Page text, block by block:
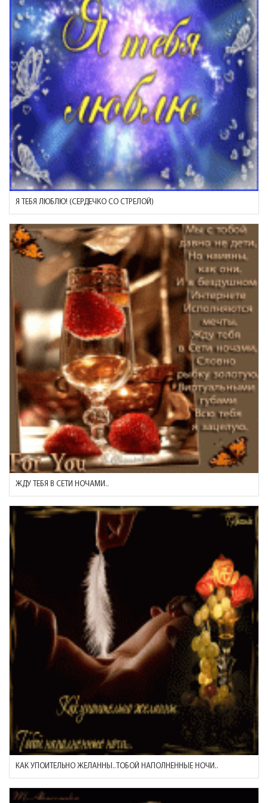
Я ТЕБЯ ЛЮБЛЮ! (СЕРДЕЧКО СО СТРЕЛОЙ)
ЖДУ ТЕБЯ В СЕТИ НОЧАМИ..
КАК УПОИТЕЛЬНО ЖЕЛАННЫ..ТОБОЙ НАПОЛНЕННЫЕ НОЧИ..